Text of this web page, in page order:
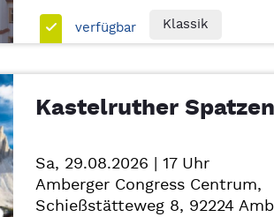
verfügbar Klassik
Kastelruther Spatzen
Sa, 29.08.2026 | 17 Uhr
Amberger Congress Centrum,
Schießstätteweg 8, 92224